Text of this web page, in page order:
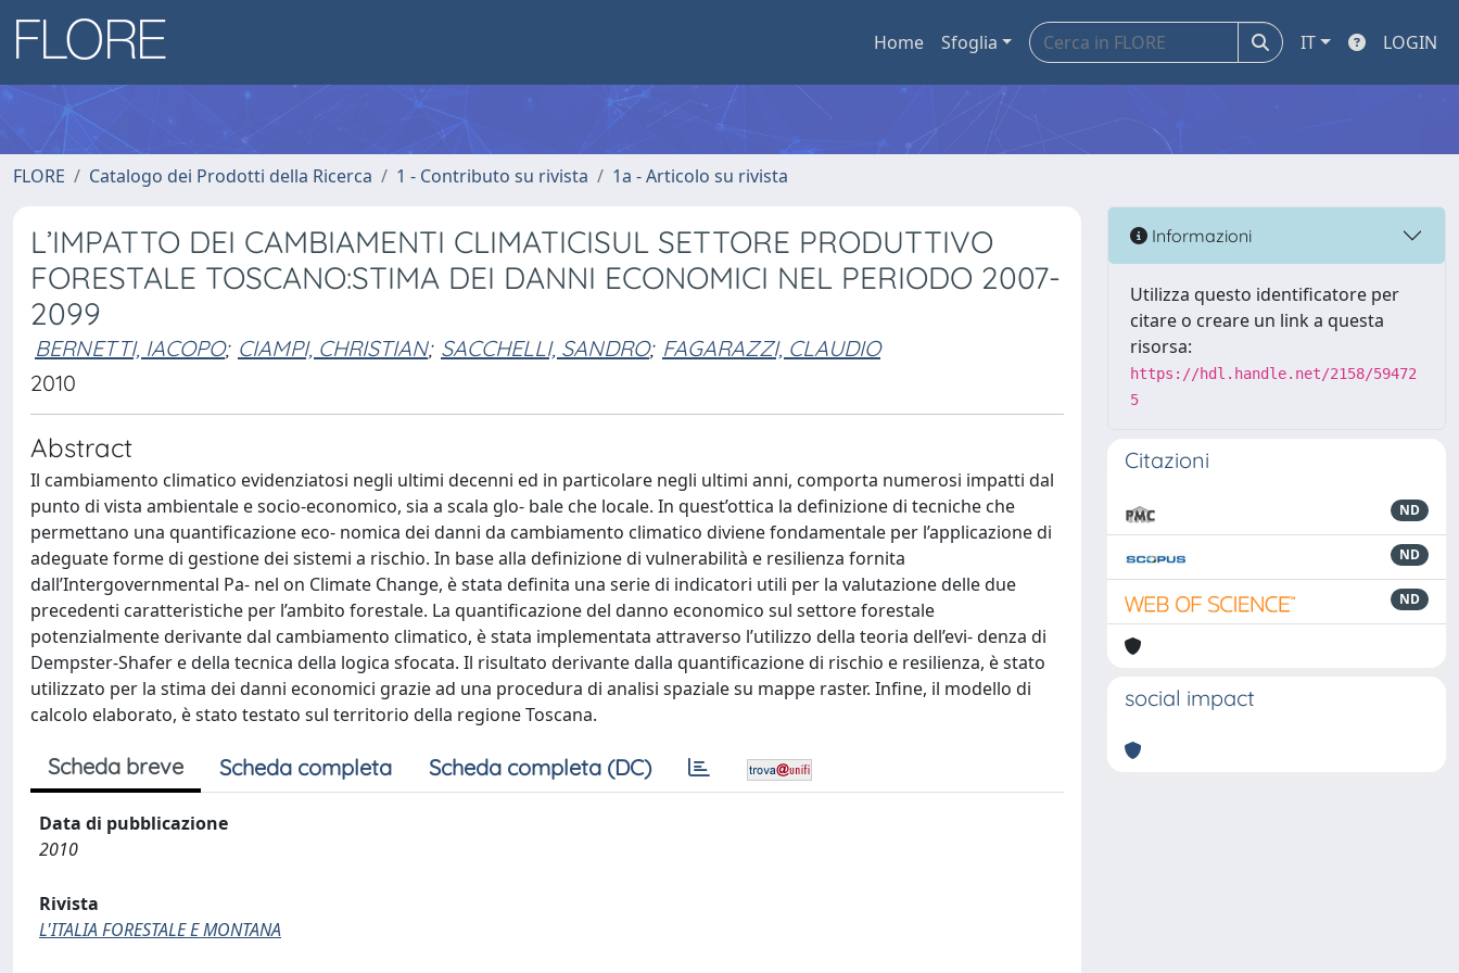
Home Sfoglia IT LOGIN
FLORE Catalogo dei Prodotti della Ricerca 1 - Contributo su rivista 1a - Articolo su rivista
L’IMPATTO DEI CAMBIAMENTI CLIMATICISUL SETTORE PRODUTTIVO
FORESTALE TOSCANO:STIMA DEI DANNI ECONOMICI NEL PERIODO 2007-
2099
BERNETTI, IACOPO; CIAMPI, CHRISTIAN; SACCHELLI, SANDRO; FAGARAZZI, CLAUDIO
2010
Abstract
Il cambiamento climatico evidenziatosi negli ultimi decenni ed in particolare negli ultimi anni, comporta numerosi impatti dal
punto di vista ambientale e socio-economico, sia a scala glo- bale che locale. In quest’ottica la definizione di tecniche che
permettano una quantificazione eco- nomica dei danni da cambiamento climatico diviene fondamentale per l’applicazione di
adeguate forme di gestione dei sistemi a rischio. In base alla definizione di vulnerabilità e resilienza fornita
dall’Intergovernmental Pa- nel on Climate Change, è stata definita una serie di indicatori utili per la valutazione delle due
precedenti caratteristiche per l’ambito forestale. La quantificazione del danno economico sul settore forestale
potenzialmente derivante dal cambiamento climatico, è stata implementata attraverso l’utilizzo della teoria dell’evi- denza di
Dempster-Shafer e della tecnica della logica sfocata. Il risultato derivante dalla quantificazione di rischio e resilienza, è stato
utilizzato per la stima dei danni economici grazie ad una procedura di analisi spaziale su mappe raster. Infine, il modello di
calcolo elaborato, è stato testato sul territorio della regione Toscana.
Scheda breve Scheda completa Scheda completa (DC)
Data di pubblicazione
2010
Rivista
L'ITALIA FORESTALE E MONTANA
Informazioni
Utilizza questo identificatore per
citare o creare un link a questa
risorsa:
https://hdl.handle.net/2158/59472
5
Citazioni
ND
ND
ND
social impact